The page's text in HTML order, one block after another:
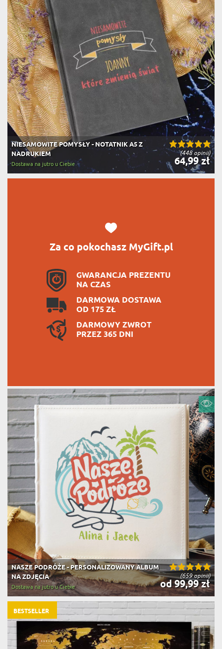
(448 opinii)
NIESAMOWITE POMYSŁY - NOTATNIK A5 Z
NADRUKIEM
64,99 zł
Dostawa na jutro u Ciebie
Za co pokochasz MyGift.pl
GWARANCJA PREZENTU
NA CZAS
DARMOWA DOSTAWA
OD 175 ZŁ
DARMOWY ZWROT
PRZEZ 365 DNI
(659 opinii)
NASZE PODRÓŻE - PERSONALIZOWANY ALBUM
NA ZDJĘCIA
od 99,99 zł
Dostawa na jutro u Ciebie
BESTSELLER